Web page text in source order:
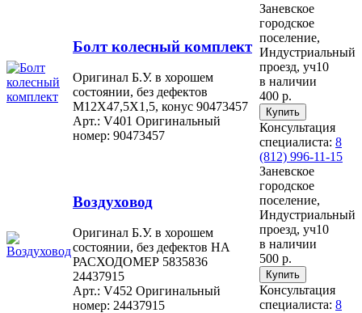
Болт колесный комплект
Оригинал Б.У. в хорошем
состоянии, без дефектов
M12X47,5X1,5, конус 90473457
Арт.: V401 Оригинальный
номер: 90473457
Заневское
городское
поселение,
Индустриальный
проезд, уч10
в наличии
400 р.
Консультация
специалиста: 8
(812) 996-11-15
Воздуховод
Оригинал Б.У. в хорошем
состоянии, без дефектов НА
РАСХОДОМЕР 5835836
24437915
Арт.: V452 Оригинальный
номер: 24437915
Заневское
городское
поселение,
Индустриальный
проезд, уч10
в наличии
500 р.
Консультация
специалиста: 8